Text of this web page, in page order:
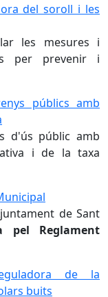
del soroll i les
les mesures i
per prevenir i
públics amb
d'ús públic amb
i de la taxa
de Sant
pel Reglament
de la
buits